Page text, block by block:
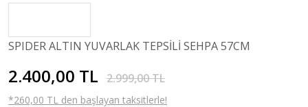
SPIDER ALTIN YUVARLAK TEPSİLİ SEHPA 57CM
2.400,00 TL 2.999,00 TL
*260,00 TL den başlayan taksitlerle!